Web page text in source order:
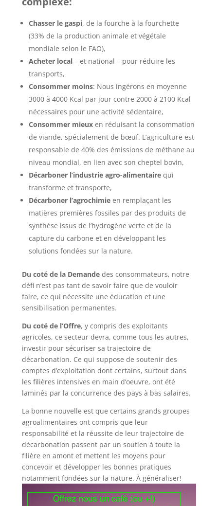
Chasser le gaspi, de la fourche à la fourchette
(33% de la production animale et végétale
mondiale selon le FAO),
Acheter local– et national – pour réduire les
transports,
Consommer moins: Nous ingérons en moyenne
3000 à 4000 Kcal par jour contre 2000 à 2100 Kcal
nécessaires pour une activité sédentaire,
Consommer mieuxen réduisant la consommation
de viande, spécialement de bœuf. L’agriculture est
responsable de 40% des émissions de méthane au
niveau mondial, en lien avec son cheptel bovin,
Décarboner l’industrie agro-alimentairequi
transforme et transporte,
Décarboner l’agrochimieen remplaçant les
matières premières fossiles par des produits de
synthèse issus de l’hydrogène verte et de la
capture du carbone et en développant les
solutions fondées sur la nature.
Du coté de la Demandedes consommateurs, notre
défi n’est pas tant de savoir faire que de vouloir
faire, ce qui nécessite une éducation et une
sensibilisation permanentes.
Du coté de l’Offre, y compris des exploitants
agricoles, ce secteur devra, comme tous les autres,
investir pour sécuriser sa trajectoire de
décarbonation. Ce qui suppose de soutenir des
comptes d’exploitation dont certains, surtout dans
les filières intensives en main d’oeuvre, ont été
laminés par la concurrence des pays à bas salaires.
La bonne nouvelle est que certains grands groupes
agroalimentaires ont compris que leur
responsabilité et la réussite de leur trajectoire de
décarbonation passent par un soutien à toute la
filière en amont et mettent les moyens pour
concevoir et développer les bonnes pratiques
notamment fondées sur la nature. À généraliser!